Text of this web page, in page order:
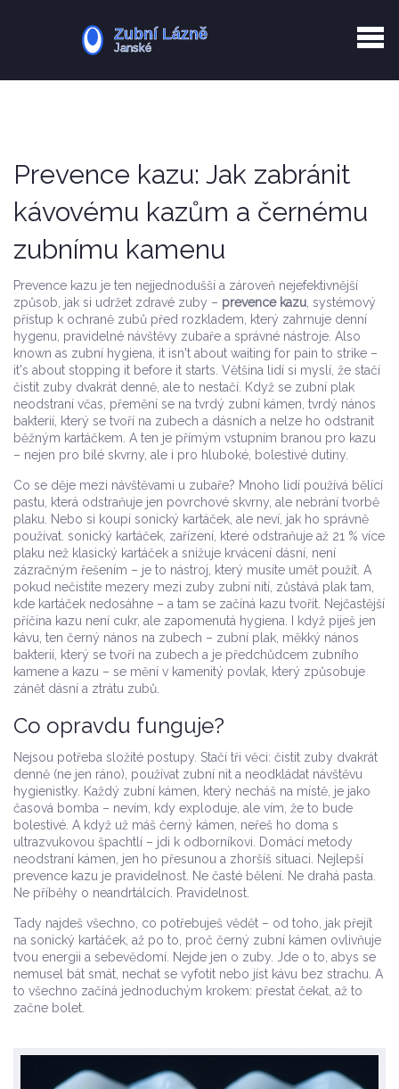
Zotavení po extrakci
Prevence kazu: Jak zabránit
kávovému kazům a černému
zubnímu kamenu
Prevence kazu je ten nejjednodušší a zároveň nejefektivnější
způsob, jak si udržet zdravé zuby – prevence kazu systémový
přístup k ochraně zubů před rozkladem, který zahrnuje denní
hygenu, pravidelné návštěvy zubaře a správné nástroje . Also
known as zubní hygiena , it isn't about waiting for pain to strike –
it's about stopping it before it starts. Většina lidí si myslí, že stačí
čistit zuby dvakrát denně, ale to nestačí. Když se zubní plak
neodstraní včas, přemění se na tvrdý zubní kámen tvrdý nános
bakterií, který se tvoří na zubech a dásních a nelze ho odstranit
běžným kartáčkem . A ten je přímým vstupním branou pro kazu
– nejen pro bílé skvrny, ale i pro hluboké, bolestivé dutiny.
Co se děje mezi návštěvami u zubaře? Mnoho lidí používá bělící
pastu, která odstraňuje jen povrchové skvrny, ale nebrání tvorbě
plaku. Nebo si koupí sonický kartáček, ale neví, jak ho správně
používat. sonický kartáček zařízení, které odstraňuje až 21 % více
plaku než klasický kartáček a snižuje krvácení dásní , není
zázračným řešením – je to nástroj, který musíte umět použít. A
pokud nečistíte mezery mezi zuby zubní nití, zůstává plak tam,
kde kartáček nedosáhne – a tam se začíná kazu tvořit. Nejčastější
příčina kazu není cukr, ale zapomenutá hygiena. I když piješ jen
kávu, ten černý nános na zubech – zubní plak měkký nános
bakterií, který se tvoří na zubech a je předchůdcem zubního
kamene a kazu – se mění v kamenitý povlak, který způsobuje
zánět dásní a ztrátu zubů.
Co opravdu funguje?
Nejsou potřeba složité postupy. Stačí tři věci: čistit zuby dvakrát
denně (ne jen ráno), používat zubní nit a neodkládat návštěvu
hygienistky. Každý zubní kámen, který necháš na místě, je jako
časová bomba – nevím, kdy exploduje, ale vím, že to bude
bolestivé. A když už máš černý kámen, neřeš ho doma s
ultrazvukovou špachtlí – jdi k odborníkovi. Domácí metody
neodstraní kámen, jen ho přesunou a zhoršíš situaci. Nejlepší
prevence kazu je pravidelnost. Ne časté bělení. Ne drahá pasta.
Ne příběhy o neandrtálcích. Pravidelnost.
Tady najdeš všechno, co potřebuješ vědět – od toho, jak přejít
na sonický kartáček, až po to, proč černý zubní kámen ovlivňuje
tvou energii a sebevědomí. Nejde jen o zuby. Jde o to, abys se
nemusel bát smát, nechat se vyfotit nebo jíst kávu bez strachu. A
to všechno začíná jednoduchým krokem: přestat čekat, až to
začne bolet.